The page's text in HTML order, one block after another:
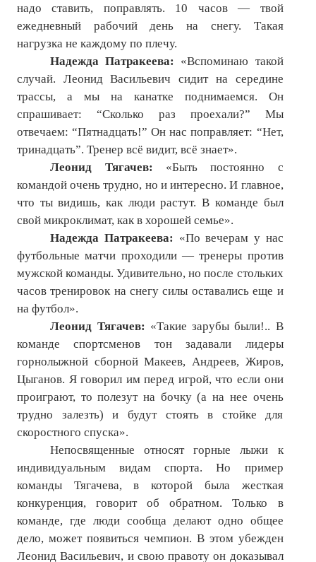
надо ставить, поправлять. 10 часов — твой
ежедневный рабочий день на снегу. Такая
нагрузка не каждому по плечу.
Надежда Патракеева: «Вспоминаю такой
случай. Леонид Васильевич сидит на середине
трассы, а мы на канатке поднимаемся. Он
спрашивает: “Сколько раз проехали?” Мы
отвечаем: “Пятнадцать!” Он нас поправляет: “Нет,
тринадцать”. Тренер всё видит, всё знает».
Леонид Тягачев: «Быть постоянно с
командой очень трудно, но и интересно. И главное,
что ты видишь, как люди растут. В команде был
свой микроклимат, как в хорошей семье».
Надежда Патракеева: «По вечерам у нас
футбольные матчи проходили — тренеры против
мужской команды. Удивительно, но после стольких
часов тренировок на снегу силы оставались еще и
на футбол».
Леонид Тягачев: «Такие зарубы были!.. В
команде спортсменов тон задавали лидеры
горнолыжной сборной Макеев, Андреев, Жиров,
Цыганов. Я говорил им перед игрой, что если они
проиграют, то полезут на бочку (а на нее очень
трудно залезть) и будут стоять в стойке для
скоростного спуска».
Непосвященные относят горные лыжи к
индивидуальным видам спорта. Но пример
команды Тягачева, в которой была жесткая
конкуренция, говорит об обратном. Только в
команде, где люди сообща делают одно общее
дело, может появиться чемпион. В этом убежден
Леонид Васильевич, и свою правоту он доказывал